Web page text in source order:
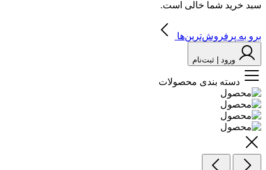
سبد خرید شما خالی است.
برو به پرفروش‌ترین‌ها
ورود | ثبت‌نام
دسته بندی محصولات